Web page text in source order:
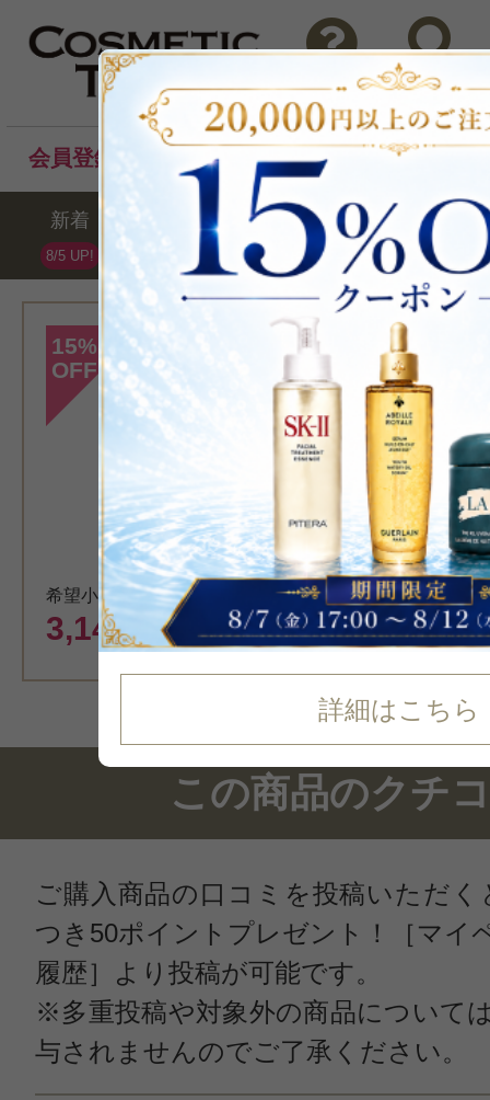
問い合わせ 検索
会員登録後のお買い物でポイントプレゼント！
新着
8/5 UP!
セール ランキング ブ
詳細はこちら
15%
OFF
希望小売価格 3,740円
3,147 円（税込）
[クラランス]
>ウォーター リ
N 04 バイオレ
7ml/0.2fl.oz.
リップ
この商品のクチ
ご購入商品の口コミを投稿いただく
つき50ポイントプレゼント！［マイ
履歴］より投稿が可能です。
※多重投稿や対象外の商品について
与されませんのでご了承ください。